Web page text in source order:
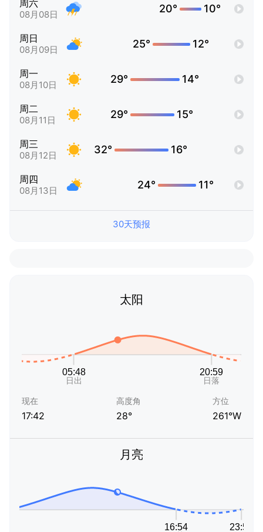
周六
08月08日 20° 10°
周日
08月09日 25° 12°
周一
08月10日 29° 14°
周二
08月11日 29° 15°
周三
08月12日 32° 16°
周四
08月13日 24° 11°
30天预报
太阳
现在
17:42
高度角
28°
方位
261°W
月亮